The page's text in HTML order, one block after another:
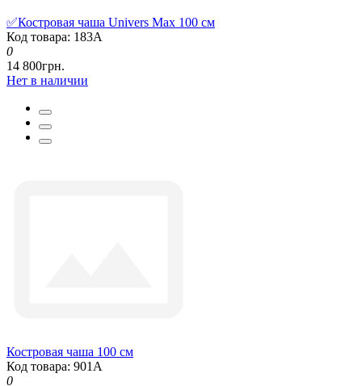
✅Костровая чаша Univers Max 100 см
Код товара: 183А
0
14 800грн.
Нет в наличии
Костровая чаша 100 см
Код товара: 901А
0